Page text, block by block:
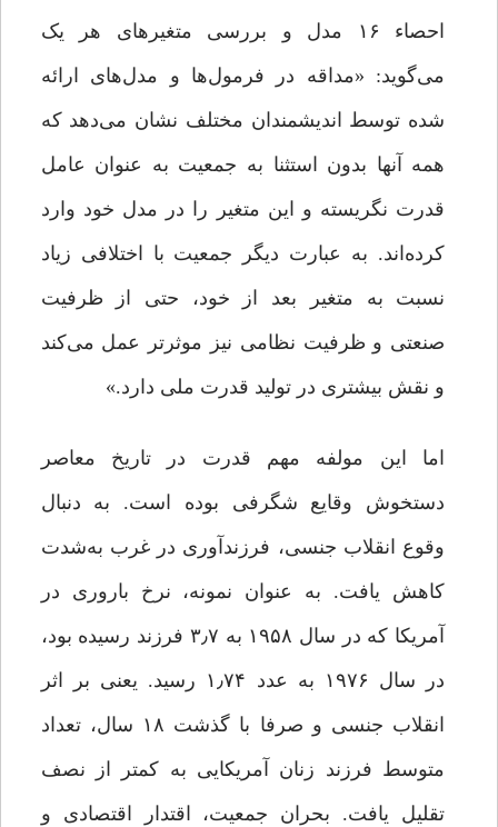
احصاء ۱۶ مدل و بررسی متغیرهای هر یک
می‌گوید: «مداقه در فرمول‌ها و مدل‌های ارائه
شده توسط اندیشمندان مختلف نشان می‌دهد که
همه آنها بدون استثنا به جمعیت به عنوان عامل
قدرت نگریسته و این متغیر را در مدل خود وارد
کرده‌اند. به عبارت دیگر جمعیت با اختلافی زیاد
نسبت به متغیر بعد از خود، حتی از ظرفیت
صنعتی و ظرفیت نظامی نیز موثرتر عمل می‌کند
و نقش بیشتری در تولید قدرت ملی دارد.»
اما این مولفه مهم قدرت در تاریخ معاصر
دستخوش وقایع شگرفی بوده است. به دنبال
وقوع انقلاب جنسی، فرزندآوری در غرب به‌شدت
کاهش یافت. به عنوان نمونه، نرخ باروری در
آمریکا که در سال ۱۹۵۸ به ۳٫۷ فرزند رسیده بود،
در سال ۱۹۷۶ به عدد ۱٫۷۴ رسید. یعنی بر اثر
انقلاب جنسی و صرفا با گذشت ۱۸ سال، تعداد
متوسط فرزند زنان آمریکایی به کمتر از نصف
تقلیل یافت. بحران جمعیت، اقتدار اقتصادی و